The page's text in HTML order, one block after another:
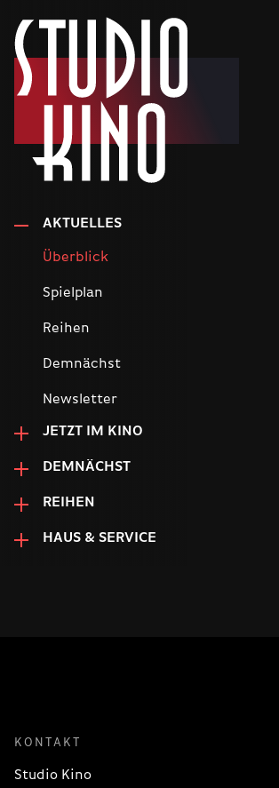
AKTUELLES
Überblick
Spielplan
Reihen
Demnächst
Newsletter
JETZT IM KINO
DEMNÄCHST
REIHEN
HAUS & SERVICE
KONTAKT
Studio Kino